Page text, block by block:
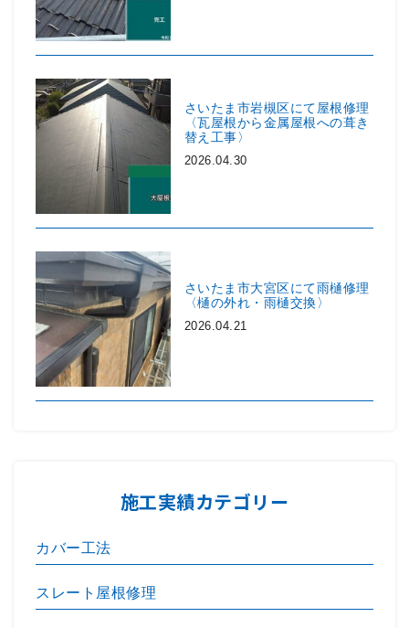
さいたま市岩槻区にて屋根修理
〈瓦屋根から金属屋根への葺き
替え工事〉
2026.04.30
さいたま市大宮区にて雨樋修理
〈樋の外れ・雨樋交換〉
2026.04.21
施工実績カテゴリー
カバー工法
スレート屋根修理